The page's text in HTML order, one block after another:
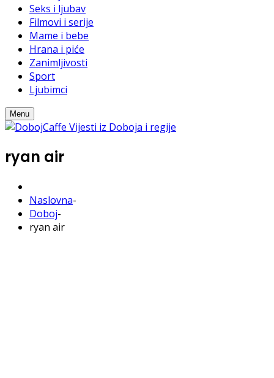
Seks i ljubav
Filmovi i serije
Mame i bebe
Hrana i piće
Zanimljivosti
Sport
Ljubimci
Menu
ryan air
Naslovna-
Doboj-
ryan air